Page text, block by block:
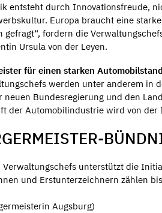
entsteht durch Innovationsfreude,
Europa braucht eine
gefragt“, fordern die
Ursula von der Leyen.
für einen starken
werden unter anderem
neuen Bundesregierung und den
der Automobilindustrie wird von
Verwaltungschefs unterstützt die
und Erstunterzeichnern zählen
Augsburg)